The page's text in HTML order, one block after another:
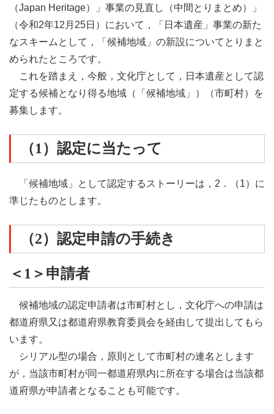
（Japan Heritage）」事業の見直し（中間とりまとめ）」
（令和2年12月25日）において，「日本遺産」事業の新た
なスキームとして，「候補地域」の新設についてとりまと
められたところです。
これを踏まえ，今般，文化庁として，日本遺産として認
定する候補となり得る地域（「候補地域」）（市町村）を
募集します。
（1）認定に当たって
「候補地域」として認定するストーリーは，2．（1）に
準じたものとします。
（2）認定申請の手続き
＜1＞申請者
候補地域の認定申請者は市町村とし，文化庁への申請は
都道府県又は都道府県教育委員会を経由して提出してもら
います。
シリアル型の場合，原則として市町村の連名とします
が，当該市町村が同一都道府県内に所在する場合は当該都
道府県が申請者となることも可能です。